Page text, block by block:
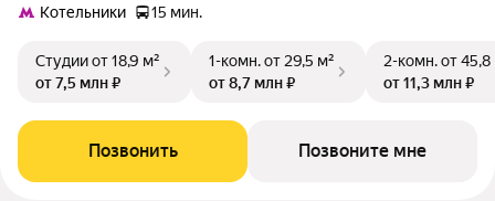
Котельники
15 мин.
Студииот 18,9 м²
от 7,5 млн ₽
1-комн.от 29,5 м²
от 8,7 млн ₽
2-комн.от 45,8
от 11,3 млн ₽
Позвонить Позвоните мне